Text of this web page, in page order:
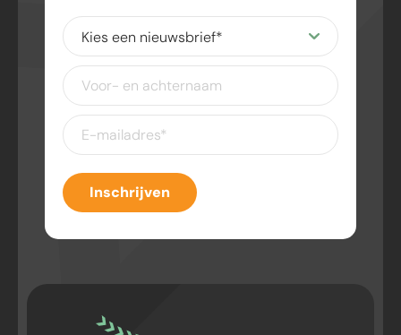
Kies
een
nieuwsbrief(Vereist)
Voor-
en
achternaam
E-
mailadres(Vereist)
Inschrijven